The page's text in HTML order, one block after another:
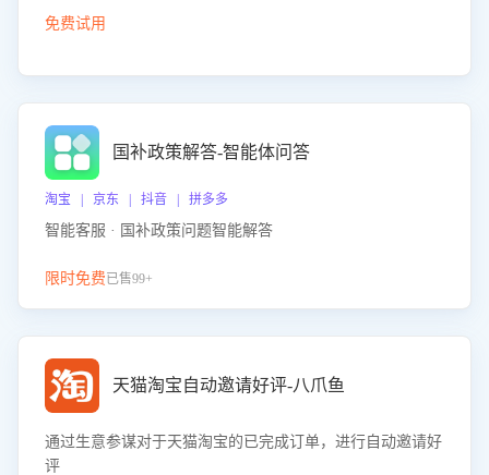
免费试用
国补政策解答-智能体问答
淘宝 | 京东 | 抖音 | 拼多多
智能客服 · 国补政策问题智能解答
限时免费已售99+
天猫淘宝自动邀请好评-八爪鱼
通过生意参谋对于天猫淘宝的已完成订单，进行自动邀请好
评